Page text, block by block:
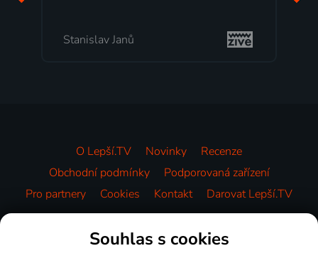
Milada
O Lepší.TV Novinky
Recenze
Obchodní podmínky
Podporovaná zařízení
Pro partnery
Cookies Kontakt Darovat Lepší.TV
Videotéka
Souhlas s cookies